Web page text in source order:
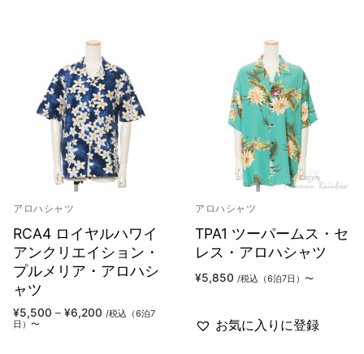
アロハシャツ
RCA4 ロイヤルハワイ
アンクリエイション・
プルメリア・アロハシ
ャツ
¥5,500 – ¥6,200 価
格
/税込（6泊7
日）〜
アロハシャツ
TPA1 ツーパームス・セ
レス・アロハシャツ
¥5,850 /税込（6泊7日）〜
お気に入りに登録